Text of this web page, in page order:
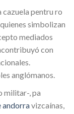
pentru ro
simbolizan
mediados
con
anglómanos.
militar-, pa
andorravizcaínas,